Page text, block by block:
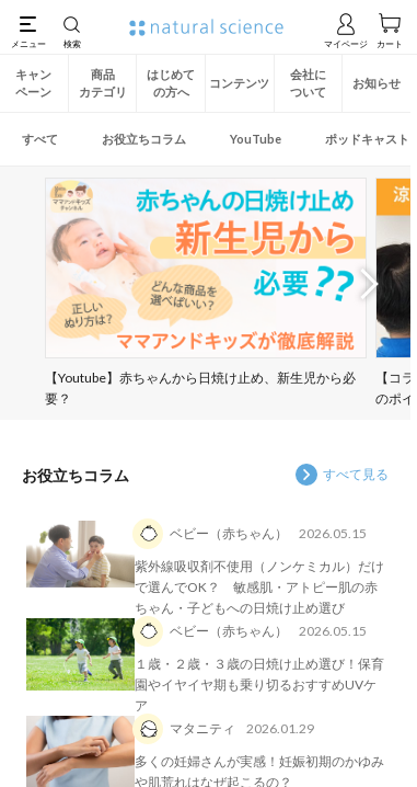
キャン
ペーン
商品
カテゴリ
はじめて
の方へ
コンテンツ
会社に
ついて
お知らせ
すべて お役立ちコラム YouTube ポッドキャスト
Previous
【Youtube】赤ちゃんから日焼け止め、新生児から必
要？
【コ
のポイ
Next
お役立ちコラム すべて見る
ベビー（赤ちゃん）
2026.05.15
紫外線吸収剤不使用（ノンケミカル）だけ
で選んでOK？ 敏感肌・アトピー肌の赤
ちゃん・子どもへの日焼け止め選び
ベビー（赤ちゃん）
2026.05.15
１歳・２歳・３歳の日焼け止め選び！保育
園やイヤイヤ期も乗り切るおすすめUVケ
ア
マタニティ
2026.01.29
多くの妊婦さんが実感！妊娠初期のかゆみ
や肌荒れはなぜ起こるの？